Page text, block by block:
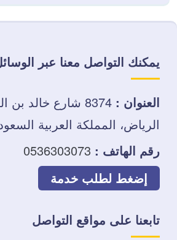
يمكنك التواصل معنا عبر
العنوان :
8374 شارع خالد
الرياض، المملكة العربية
رقم الهاتف : 0536303073
إضغط لطلب خدمة
تابعنا على مواقع التواصل